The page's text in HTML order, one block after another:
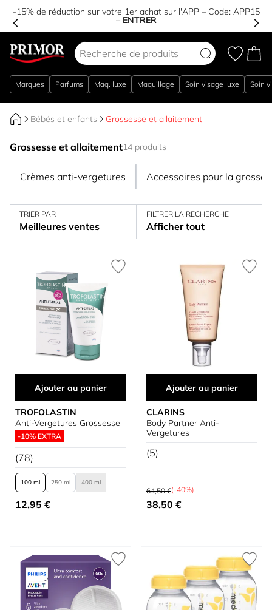
-15% de réduction sur votre 1er achat sur l'APP – Code: APP15
– ENTRER
Marques Parfums Maq. luxe Maquillage Soin visage luxe Soin
Bébés et enfants Grossesse et allaitement
Grossesse et allaitement14 produits
Crèmes anti-vergetures Accessoires pour la
TRIER PAR
Meilleures ventes
FILTRER LA RECHERCHE
Afficher tout
Ajouter au panier
TROFOLASTIN
Anti-Vergetures Grossesse
-10% EXTRA
(78)
100 ml 250 ml 400 ml
À partir de
12,95 €
Ajouter au panier
CLARINS
Body Partner Anti-
Vergetures
(5)
Prix normal
64,50 €(-40%)
Prix spécial
38,50 €